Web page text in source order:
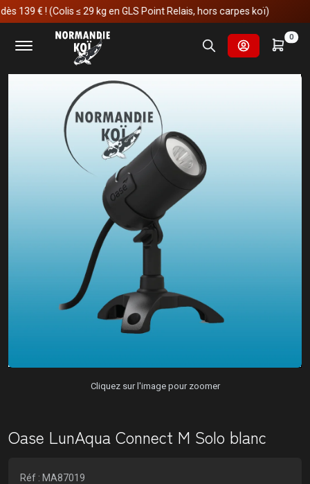
€ ! (Colis ≤ 29 kg en GLS Point Relais, hors carpes koï)
0
Accueil
Fournitures et technologies pour les bassins
Eclairages de bassin
Oase LunAqua Connect M Solo blanc
Cliquez sur l'image pour zoomer
Oase LunAqua Connect M Solo blanc
Réf : MA87019